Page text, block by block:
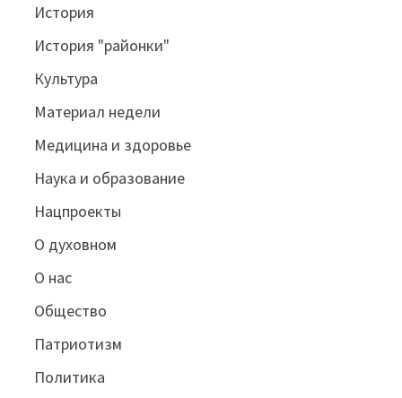
История
История "районки"
Культура
Материал недели
Медицина и здоровье
Наука и образование
Нацпроекты
О духовном
О нас
Общество
Патриотизм
Политика